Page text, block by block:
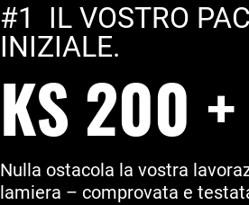
#1 IL VOSTRO
INIZIALE.
KS 200
Nulla ostacola la vostra
lamiera – comprovata e